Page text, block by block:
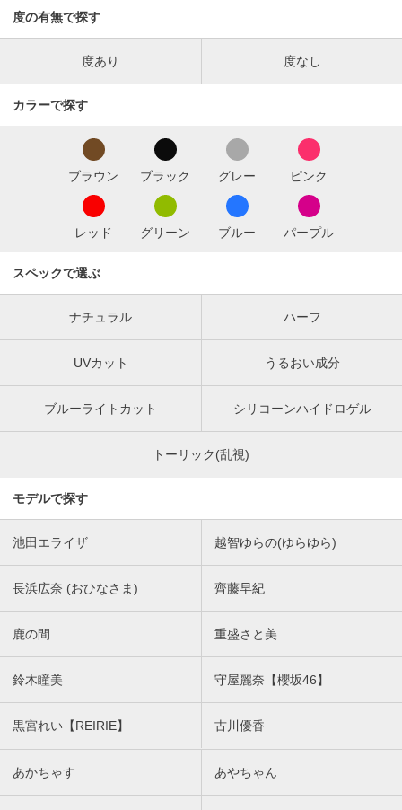
度の有無で探す
度あり 度なし
カラーで探す
ブラウン ブラック グレー ピンク
レッド グリーン ブルー パープル
スペックで選ぶ
ナチュラル ハーフ
UVカット うるおい成分
ブルーライトカット シリコーンハイドロゲル
トーリック(乱視)
モデルで探す
池田エライザ 越智ゆらの(ゆらゆら)
長浜広奈 (おひなさま) 齊藤早紀
鹿の間 重盛さと美
鈴木瞳美 守屋麗奈【櫻坂46】
黒宮れい【REIRIE】 古川優香
あかちゃす あやちゃん